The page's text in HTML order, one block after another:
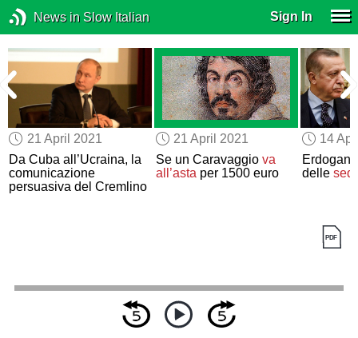
News in Slow Italian Sign In
21 April 2021
Da Cuba all’Ucraina, la
comunicazione
persuasiva del Cremlino
21 April 2021
Se un Caravaggio va
all’astaper 1500 euro
14
Erdogan
delle